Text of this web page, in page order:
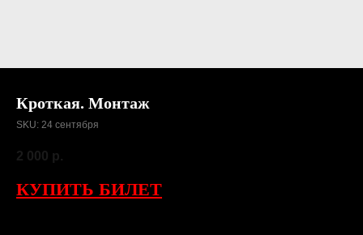
Кроткая. Монтаж
SKU: 24 сентября
2 000 р.
КУПИТЬ БИЛЕТ